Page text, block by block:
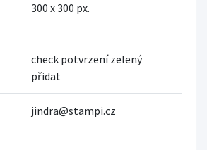
300 x 300 px.
check potvrzení zelený
přidat
jindra@stampi.cz